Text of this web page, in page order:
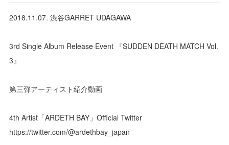
2018.11.07. 渋谷GARRET UDAGAWA
3rd Single Album Release Event 『SUDDEN DEATH MATCH Vol.
3』
第三弾アーティスト紹介動画
4th Artist「ARDETH BAY」Official Twitter
https://twitter.com/@ardethbay_japan